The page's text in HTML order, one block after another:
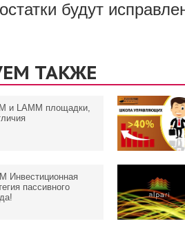
будут
ТАКЖЕ
и LAMM площадки,
Инвестиционная
пассивного